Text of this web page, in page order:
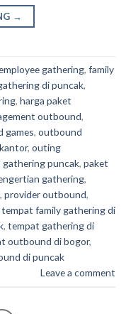
→
gathering, family
di puncak,
, harga paket
outbound,
games, outbound
, outing
gathering puncak, paket
gathering,
, provider outbound,
family gathering di
, tempat gathering di
outbound di bogor,
di puncak
Leave a comment